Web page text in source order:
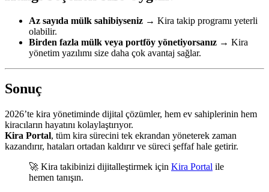
Az sayıda mülk sahibiyseniz → Kira takip programı yeterli
olabilir.
Birden fazla mülk veya portföy yönetiyorsanız → Kira
yönetim yazılımı size daha çok avantaj sağlar.
Sonuç
2026’te kira yönetiminde dijital çözümler, hem ev sahiplerinin hem
kiracıların hayatını kolaylaştırıyor.
Kira Portal, tüm kira sürecini tek ekrandan yöneterek zaman
kazandırır, hataları ortadan kaldırır ve süreci şeffaf hale getirir.
🚀 Kira takibinizi dijitalleştirmek için Kira Portal ile
hemen tanışın.